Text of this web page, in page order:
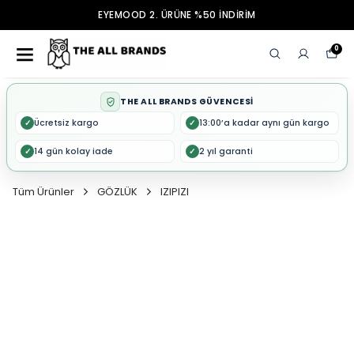
EYEMOOD 2. ÜRÜNE %50 İNDİRİM
0
THE ALL BRANDS GÜVENCESİ
✓ Ücretsiz kargo ✓ 13:00’a kadar aynı gün kargo
✓ 14 gün kolay iade ✓ 2 yıl garanti
Tüm Ürünler GÖZLÜK IZIPIZI